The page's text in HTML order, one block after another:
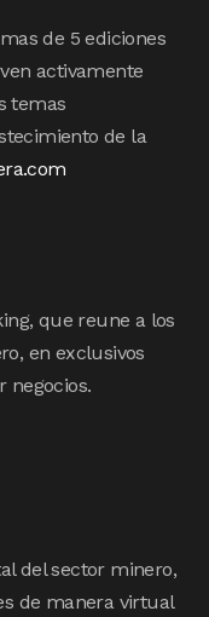
de 5 ediciones
activamente
temas
de la
que reune a los
en exclusivos
negocios.
del sector minero,
de manera virtual